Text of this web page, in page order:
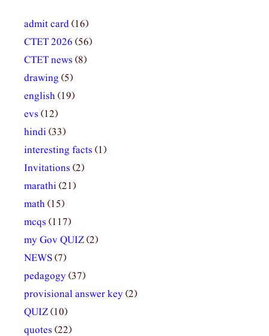
admit card(16)
CTET 2026 (56)
CTET news (8)
drawing (5)
english(19)
evs (12)
hindi(33)
interesting facts (1)
Invitations (2)
marathi(21)
math(15)
mcqs (117)
my Gov QUIZ(2)
NEWS(7)
pedagogy(37)
provisional answer key(2)
QUIZ(10)
quotes (22)